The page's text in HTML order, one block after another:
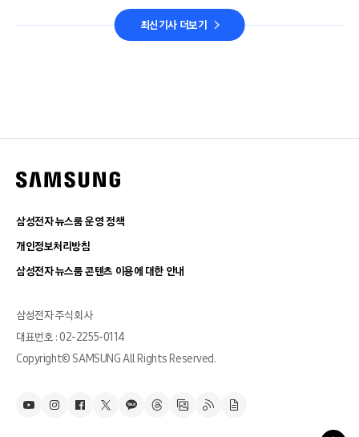
최신기사 더보기
삼성전자 뉴스룸 운영 정책
개인정보처리방침
삼성전자 뉴스룸 콘텐츠 이용에 대한 안내
삼성전자 주식회사
대표번호 : 02-2255-0114
Copyright© SAMSUNG All Rights Reserved.